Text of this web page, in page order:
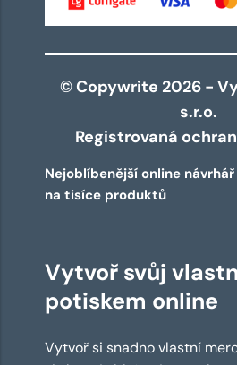
© Copywrite 2026 -
s.r.o.
Registrovaná
Nejoblíbenější online
na tisíce produktů
Vytvoř svůj
potiskem online
Vytvoř si snadno vlastní